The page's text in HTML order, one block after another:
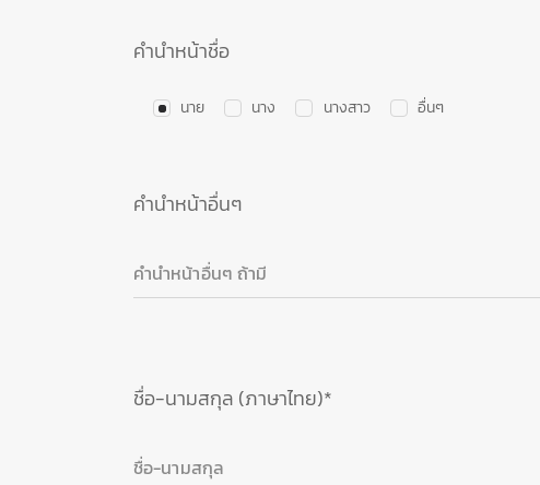
คำนำหน้าชื่อ
นาย นาง นางสาว อื่นๆ
คำนำหน้าอื่นๆ
ชื่อ-นามสกุล (ภาษาไทย)*